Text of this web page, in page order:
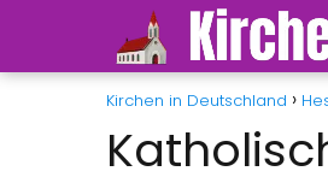
Kirchen in Deutschland